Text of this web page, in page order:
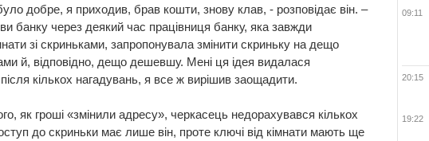
добре, я приходив, брав кошти, знову клав, - розповідає він. –
банку через деякий час працівниця банку, яка завжди
зі скриньками, запропонувала змінити скриньку на дещо
й, відповідно, дещо дешевшу. Мені ця ідея видалася
кількох нагадувань, я все ж вирішив заощадити.
як гроші «змінили адресу», черкасець недорахувався кількох
до скриньки має лише він, проте ключі від кімнати мають ще
09:11
20:15
19:22